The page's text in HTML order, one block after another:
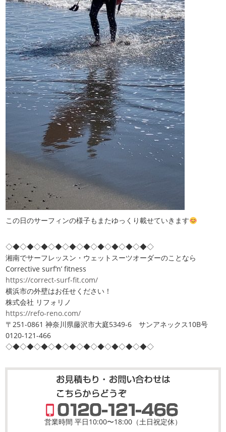
この日のサーフィンの様子もまたゆっくり載せていきます
◇◆◇◆◇◆◇◆◇◆◇◆◇◆◇◆◇◆◇◆◇
湘南でサーフレッスン・ウェットスーツオーダーのことなら
Corrective surf‘n’ fitness
https://correct-surf-fit.com/
横浜市の外壁はお任せください！
株式会社 リフォリノ
https://refo-reno.com/
〒251-0861 神奈川県藤沢市大庭5349-6 サンアネックス10B号
0120-121-466
◇◆◇◆◇◆◇◆◇◆◇◆◇◆◇◆◇◆◇◆◇
営業時間 平日10:00〜18:00（土日祝定休）